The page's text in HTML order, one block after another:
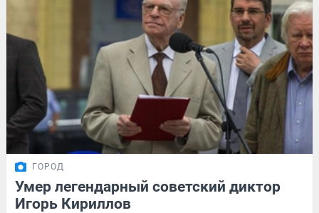
ГОРОД
Умер легендарный советский диктор
Игорь Кириллов